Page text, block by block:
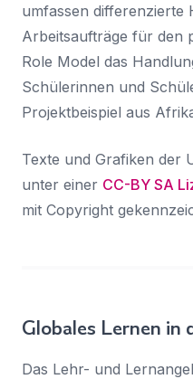
umfassen differenzierte
Arbeitsaufträge für den
Role Model das
Schülerinnen und
Projektbeispiel aus
Texte und Grafiken der
unter einer CC-BY SA
mit Copyright
Globales Lernen in
Das Lehr- und